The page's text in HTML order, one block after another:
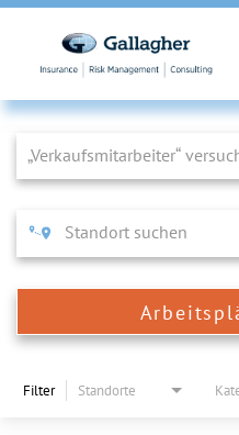
Job Search Page
Filter Standorte